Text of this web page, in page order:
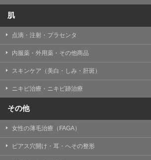
事業上の必要性等に応じて、改定され
す。
掲載したときをもって効力を生じるもの
肌
点滴・注射・プラセンタ
内服薬・外用薬・その他商品
スキンケア（美白・しみ・肝斑）
ニキビ治療・ニキビ跡治療
その他
女性の薄毛治療（FAGA）
ピアス穴開け・耳・へその整形